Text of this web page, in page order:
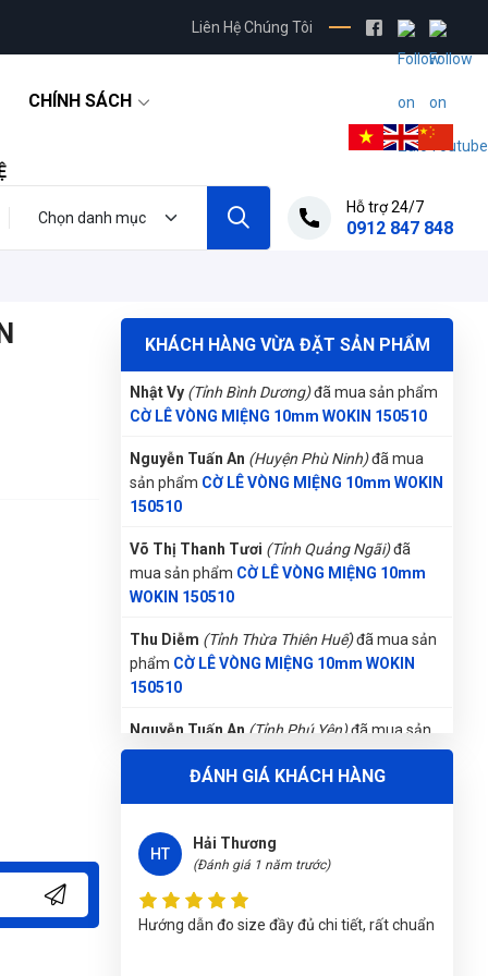
Liên Hệ Chúng Tôi
CHÍNH SÁCH
Hỗ trợ 24/7
0912 847 848
KHÁCH HÀNG VỪA ĐẶT SẢN PHẨM
Lê Hoàng Khánh Duy (Tỉnh Bình Định)
đã mua
CỜ LÊ VÒNG MIỆNG 10mm WOKIN
(Tỉnh Hải Dương)đã
CỜ LÊ VÒNG MIỆNG 10mm
Trần Lê Quỳnh Như (Tỉnh Thái Bình) đã mua
CỜ LÊ VÒNG MIỆNG 10mm WOKIN
CỜ LÊ VÒNG MIỆNG 10mm WOKIN 150510
Nguyễn Tuấn An(Huyện Phù Ninh)đã mua
sản phẩm CỜ LÊ VÒNG MIỆNG 10mm WOKIN
150510
Võ Thị Thanh Tươi(Tỉnh Quảng Ngãi) đã
mua sản phẩmCỜ LÊ VÒNG MIỆNG 10mm
WOKIN 150510
Thu Diễm (Tỉnh Thừa Thiên Huế) đã mua sản
phẩmCỜ LÊ VÒNG MIỆNG 10mm WOKIN
150510
Nguyễn Tuấn An (Tỉnh Phú Yên)đã mua sản
phẩm CỜ LÊ VÒNG MIỆNG 10mm WOKIN
150510
Nguyễn Phương Yến Linh (Tỉnh Tuyên Quang)
10mm WOKIN 150510
purchase
CỜ LÊ VÒNG MIỆNG 10mm WOKIN
150510
Phùng Bảo Ngọc (Thành phố Đà Nẵng)
ĐÁNH GIÁ KHÁCH HÀNG
HT
Hải Thương
(Đánh giá 1 năm trước)
Hướng dẫn đo size đầy đủ chi tiết, rất chuẩn